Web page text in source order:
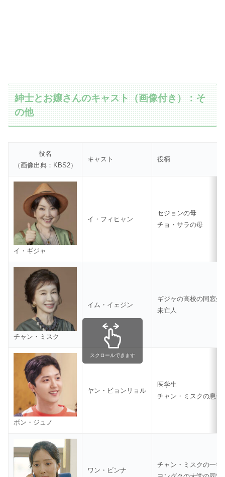
紳士とお嬢さんのキャスト（画像付き）：そ
の他
役名
（画像出典：KBS2）
キャスト 役柄
イ・ギジャ
イ・フィヒャン
セジョンの母
チョ・サラの母
チャン・ミスク
イム・イェジン
ギジャの高校の同窓生
未亡人
ボン・ジュノ
ヤン・ビョンリョル
医学生
チャン・ミスクの息子
ワン・ビンナ
チャン・ミスクの一番
スクロールできます